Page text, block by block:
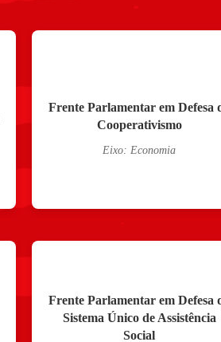
Frente Parlamentar em Defesa
Cooperativismo
Eixo: Economia
Frente Parlamentar em Defesa
Sistema Único de Assistência
Social